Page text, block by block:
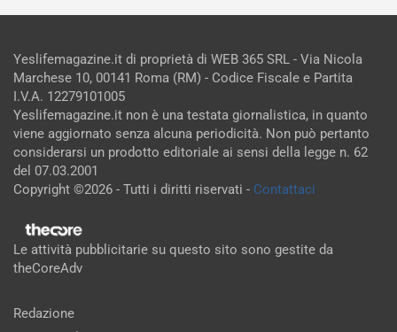
Yeslifemagazine.it di proprietà di WEB 365 SRL - Via Nicola
Marchese 10, 00141 Roma (RM) - Codice Fiscale e Partita
I.V.A. 12279101005
Yeslifemagazine.it non è una testata giornalistica, in quanto
viene aggiornato senza alcuna periodicità. Non può pertanto
considerarsi un prodotto editoriale ai sensi della legge n. 62
del 07.03.2001
Copyright ©2026 - Tutti i diritti riservati - Contattaci
Le attività pubblicitarie su questo sito sono gestite da
theCoreAdv
Redazione